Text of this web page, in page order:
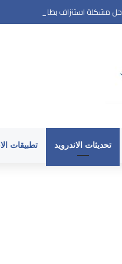
حل مشكلة استنزاف بطارية الأندرويد
تحديثات الاندرويد تطبيقات